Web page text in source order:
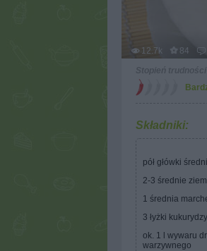
12.7k 84
Składniki:
pół główki
2-3 średnie
1 średnia
3 łyżki
ok. 1 l wywaru
warzywnego